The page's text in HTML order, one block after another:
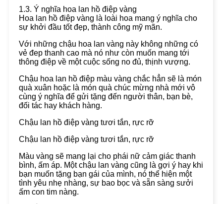
1.3. Ý nghĩa hoa lan hồ điệp vàng
Hoa lan hồ điệp vàng là loài hoa mang ý nghĩa cho
sự khởi đầu tốt đẹp, thành công mỹ mãn.
Với những chậu hoa lan vàng này không những có
vẻ đep thanh cao mà nó như còn muốn mang tới
thông điệp về một cuộc sống no đủ, thịnh vượng.
Chậu hoa lan hồ điệp màu vàng chắc hẳn sẽ là món
quà xuân hoặc là món quà chúc mừng nhà mới vô
cùng ý nghĩa để gửi tặng đến người thân, bạn bè,
đối tác hay khách hàng.
Chậu lan hồ điệp vàng tươi tắn, rực rỡ
Chậu lan hồ điệp vàng tươi tắn, rực rỡ
Màu vàng sẽ mang lại cho phái nữ cảm giác thanh
bình, ấm áp. Một chậu lan vàng cũng là gợi ý hay khi
bạn muốn tặng bạn gái của mình, nó thể hiện một
tình yêu nhẹ nhàng, sự bao bọc và sẵn sàng sưởi
ấm con tim nàng.